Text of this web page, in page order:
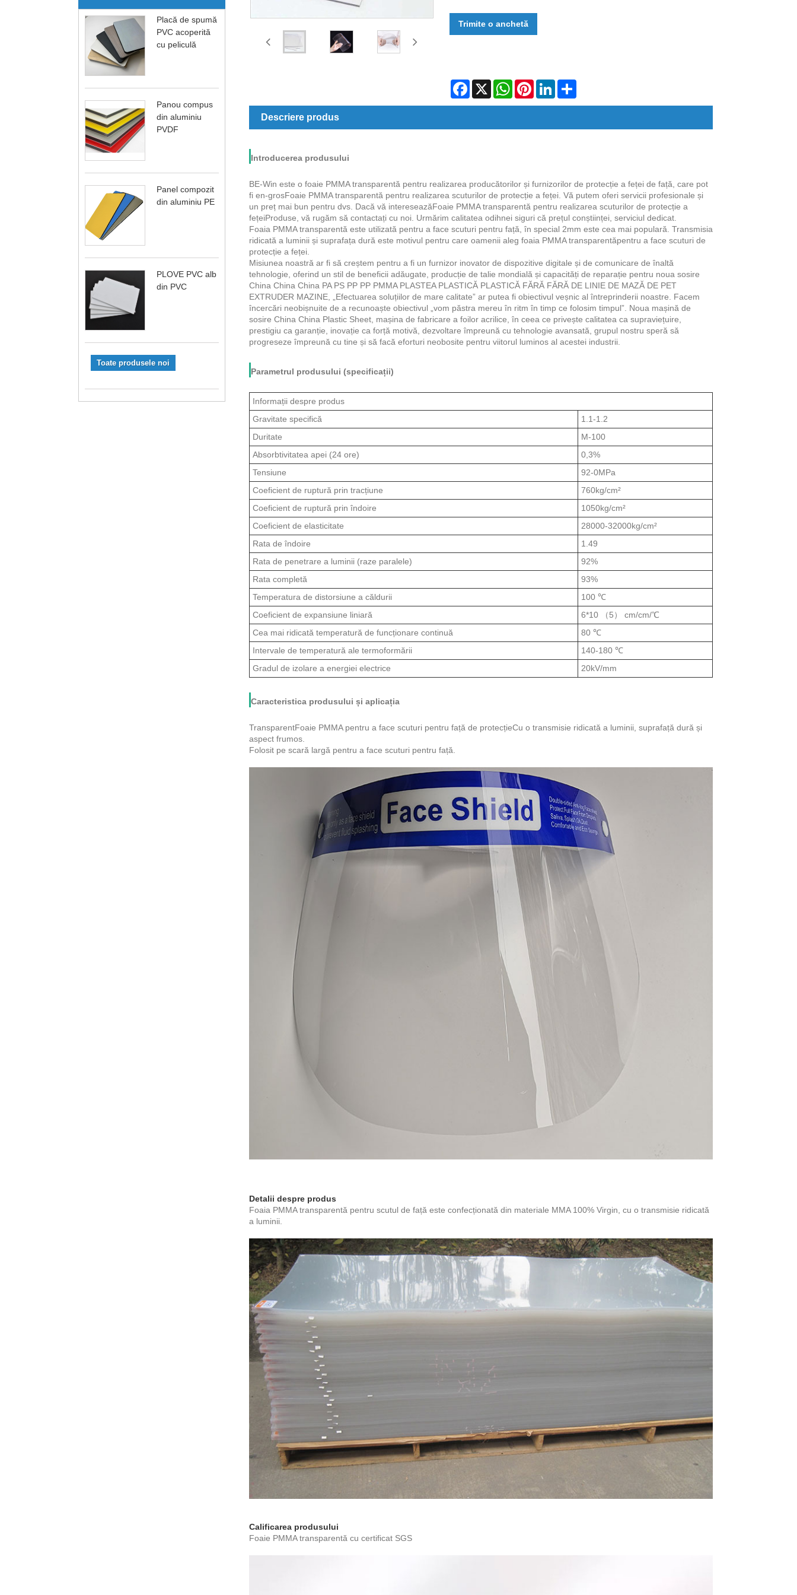
Placă de spumă
PVC acoperită
cu peliculă
Panou compus
din aluminiu
PVDF
Panel compozit
din aluminiu PE
PLOVE PVC alb
din PVC
Toate produsele noi
Trimite o anchetă
Facebook
X WhatsAppPinterestLinkedInShare
Descriere produs
Introducerea produsului
BE-Win este o foaie PMMA transparentă pentru realizarea producătorilor și furnizorilor de protecție a feței de față, care pot
fi en-grosFoaie PMMA transparentă pentru realizarea scuturilor de protecție a feței. Vă putem oferi servicii profesionale și
un preț mai bun pentru dvs. Dacă vă intereseazăFoaie PMMA transparentă pentru realizarea scuturilor de protecție a
fețeiProduse, vă rugăm să contactați cu noi. Urmărim calitatea odihnei siguri că prețul conștiinței, serviciul dedicat.
Foaia PMMA transparentă este utilizată pentru a face scuturi pentru față, în special 2mm este cea mai populară. Transmisia
ridicată a luminii și suprafața dură este motivul pentru care oamenii aleg foaia PMMA transparentăpentru a face scuturi de
protecție a feței.
Misiunea noastră ar fi să creștem pentru a fi un furnizor inovator de dispozitive digitale și de comunicare de înaltă
tehnologie, oferind un stil de beneficii adăugate, producție de talie mondială și capacități de reparație pentru noua sosire
China China China PA PS PP PP PMMA PLASTEA PLASTICĂ PLASTICĂ FĂRĂ FĂRĂ DE LINIE DE MAZĂ DE PET
EXTRUDER MAZINE, „Efectuarea soluțiilor de mare calitate” ar putea fi obiectivul veșnic al întreprinderii noastre. Facem
încercări neobișnuite de a recunoaște obiectivul „vom păstra mereu în ritm în timp ce folosim timpul”. Noua mașină de
sosire China China Plastic Sheet, mașina de fabricare a foilor acrilice, în ceea ce privește calitatea ca supraviețuire,
prestigiu ca garanție, inovație ca forță motivă, dezvoltare împreună cu tehnologie avansată, grupul nostru speră să
progreseze împreună cu tine și să facă eforturi neobosite pentru viitorul luminos al acestei industrii.
Parametrul produsului (specificații)
Informații despre produs
Gravitate specifică
1.1-1.2
Duritate
M-100
Absorbtivitatea apei (24 ore)
0,3%
Tensiune
92-0MPa
Coeficient de ruptură prin tracțiune
760kg/cm²
Coeficient de ruptură prin îndoire
1050kg/cm²
Coeficient de elasticitate
28000-32000kg/cm²
Rata de îndoire
1.49
Rata de penetrare a luminii (raze paralele)
92%
Rata completă
93%
Temperatura de distorsiune a căldurii
100 ℃
Coeficient de expansiune liniară
6*10 （5） cm/cm/℃
Cea mai ridicată temperatură de funcționare continuă
80 ℃
Intervale de temperatură ale termoformării
140-180 ℃
Gradul de izolare a energiei electrice
20kV/mm
Caracteristica produsului și aplicația
TransparentFoaie PMMA pentru a face scuturi pentru față de protecțieCu o transmisie ridicată a luminii, suprafață dură și
aspect frumos.
Folosit pe scară largă pentru a face scuturi pentru față.
Detalii despre produs
Foaia PMMA transparentă pentru scutul de față este confecționată din materiale MMA 100% Virgin, cu o transmisie ridicată
a luminii.
Calificarea produsului
Foaie PMMA transparentă cu certificat SGS